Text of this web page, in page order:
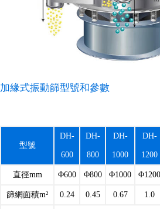
加緣式振動篩型號和參數
型號
DH-
600
DH-
800
DH-
1000
DH-
1200
直徑mm Φ600 Φ800 Φ1000 Φ1200
篩網面積m² 0.24 0.45 0.67 1.0